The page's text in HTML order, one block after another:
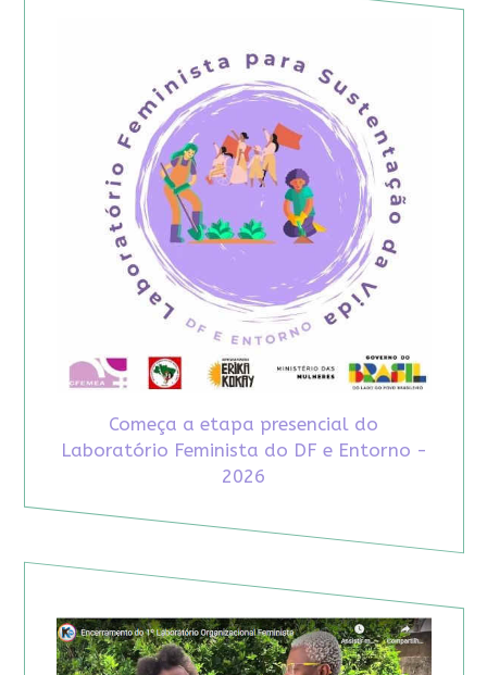
Começa a etapa presencial do
Laboratório Feminista do DF e Entorno -
2026